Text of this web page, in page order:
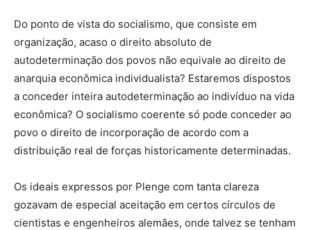
Do ponto de vista do socialismo, que consiste em
organização, acaso o direito absoluto de
autodeterminação dos povos não equivale ao direito de
anarquia econômica individualista? Estaremos dispostos
a conceder inteira autodeterminação ao indivíduo na vida
econômica? O socialismo coerente só pode conceder ao
povo o direito de incorporação de acordo com a
distribuição real de forças historicamente determinadas.
Os ideais expressos por Plenge com tanta clareza
gozavam de especial aceitação em certos círculos de
cientistas e engenheiros alemães, onde talvez se tenham